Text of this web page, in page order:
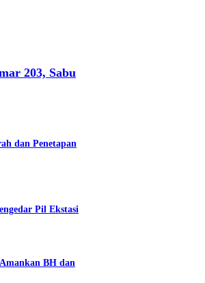
203, Sabu
dan Penetapan
Pil Ekstasi
BH dan